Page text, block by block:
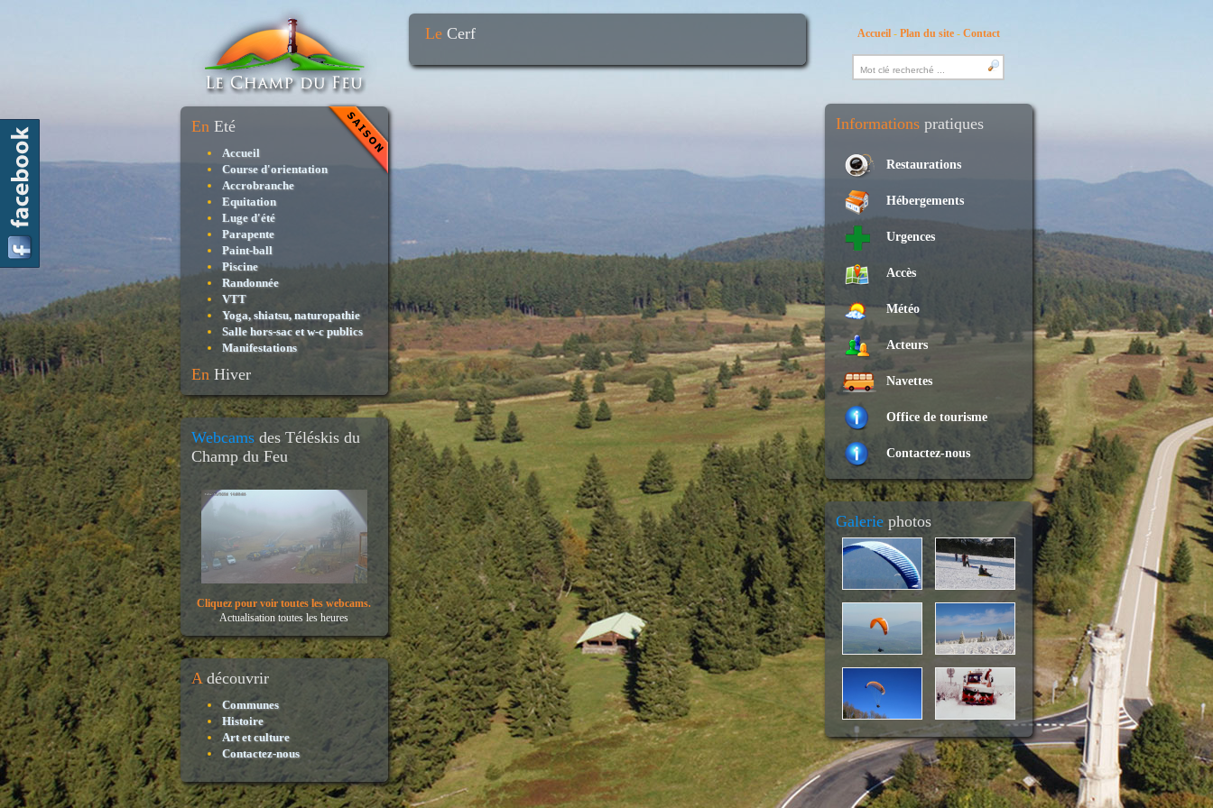
EnEté
Accueil
Course d'orientation
Accrobranche
Equitation
Luge d'été
Parapente
Paint-ball
Piscine
Randonnée
VTT
Yoga, shiatsu, naturopathie
Salle hors-sac et w-c publics
Manifestations
EnHiver
Webcamsdes Téléskis du
Champ du Feu
Cliquez pour voir toutes les webcams.
Actualisation toutes les heures
A découvrir
Communes
Histoire
Art et culture
Contactez-nous
LeCerf Accueil- Plan du site- Contact
Informationspratiques
Restaurations
Hébergements
Urgences
Accès
Météo
Acteurs
Navettes
Office de tourisme
Contactez-nous
Galeriephotos